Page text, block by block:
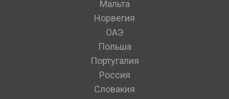
Мальта
Норвегия
ОАЭ
Польша
Португалия
Россия
Словакия